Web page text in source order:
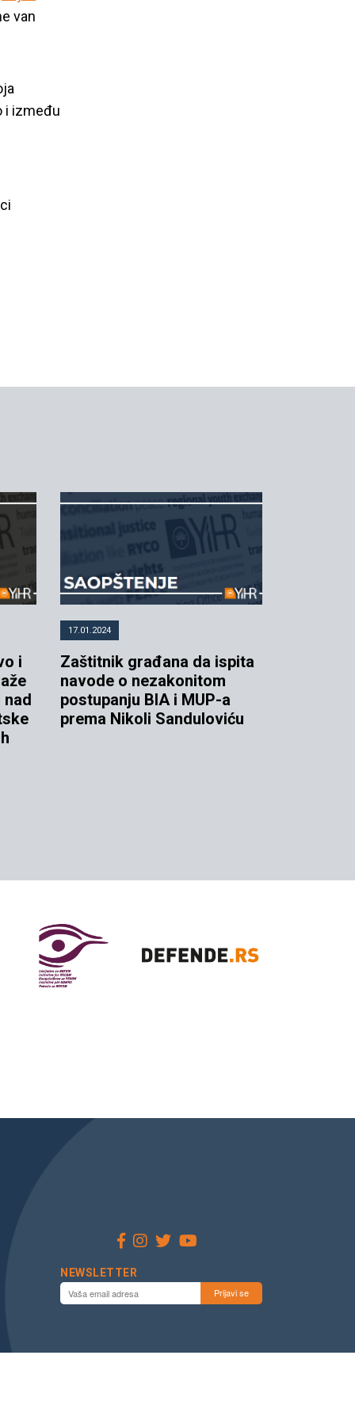
van
i između
i
nad
17.01.2024
Zaštitnik građana da ispita
navode o nezakonitom
postupanju BIA i MUP-a
prema Nikoli Sanduloviću
NEWSLETTER